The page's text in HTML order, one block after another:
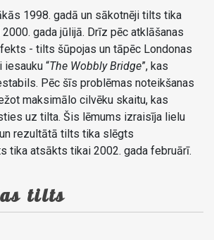
1998. gadā un sākotnēji tilts tika
gada jūlijā. Drīz pēc atklāšanas
- tilts šūpojas un tāpēc Londonas
“The Wobbly Bridge”, kas
Pēc šīs problēmas noteikšanas
maksimālo cilvēku skaitu, kas
uz tilta. Šis lēmums izraisīja lielu
rezultātā tilts tika slēgts
tika atsākts tikai 2002. gada februārī.
tilts